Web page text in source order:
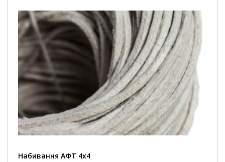
Набивання АФТ 4х4